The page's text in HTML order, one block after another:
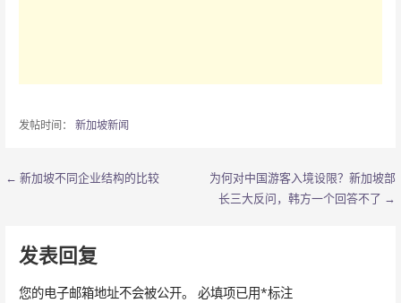
发帖时间： 新加坡新闻
文
导
航
← 新加坡不同企业结构的比较
为何对中国游客入境设限？新加坡部
长三大反问，韩方一个回答不了 →
发表回复
您的电子邮箱地址不会被公开。 必填项已用*标注